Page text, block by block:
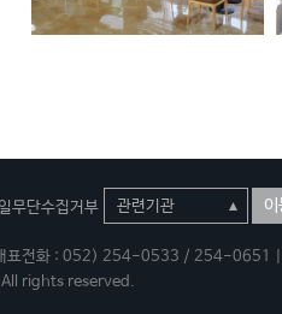
무단수집거부 이
대표전화 : 052) 254-0533 / 254-
rights reserved.